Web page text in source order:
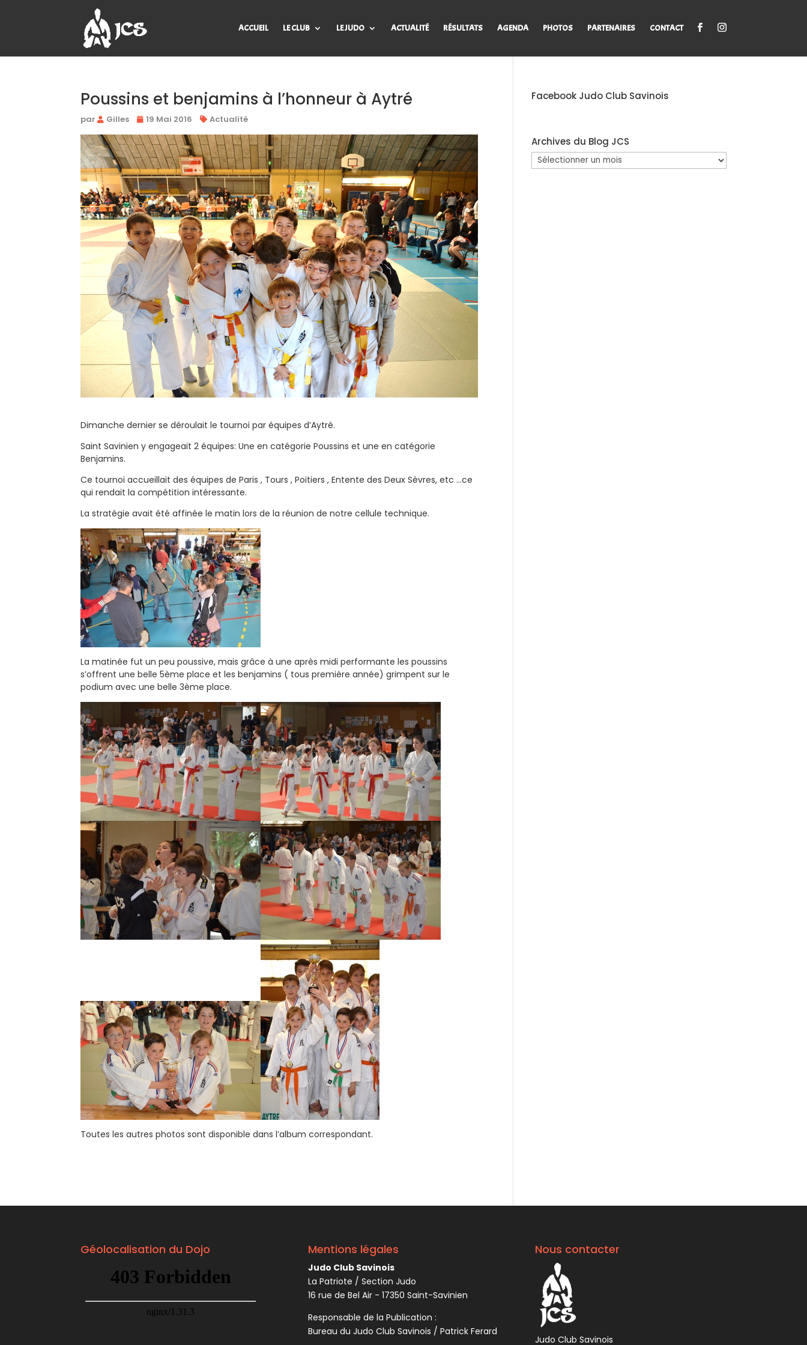
ACCUEIL LE CLUB LE JUDO ACTUALITÉ RÉSULTATS AGENDA PHOTOS PARTENAIRES CONTACT
Poussins et benjamins à l’honneur à Aytré
par Gilles 19 Mai 2016 Actualité
Dimanche dernier se déroulait le tournoi par équipes d’Aytré.
Saint Savinien y engageait 2 équipes: Une en catégorie Poussins et une en catégorie
Benjamins.
Ce tournoi accueillait des équipes de Paris , Tours , Poitiers , Entente des Deux Sèvres, etc …ce
qui rendait la compétition intéressante.
La stratégie avait été affinée le matin lors de la réunion de notre cellule technique.
La matinée fut un peu poussive, mais grâce à une après midi performante les poussins
s’offrent une belle 5ème place et les benjamins ( tous première année) grimpent sur le
podium avec une belle 3ème place.
Toutes les autres photos sont disponible dans l’album correspondant.
Facebook Judo Club Savinois
Archives du Blog JCS
Archives
du
Géolocalisation du Dojo Mentions légales
Judo Club Savinois
La Patriote / Section Judo
16 rue de Bel Air - 17350 Saint-Savinien
Responsable de la Publication :
Bureau du Judo Club Savinois / Patrick Ferard
Nous contacter
Judo Club Savinois